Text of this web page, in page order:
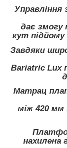
Управління
дає змогу
кут підйому
Завдяки
Bariatric Lux
Матрац
між 420 мм
нахилена